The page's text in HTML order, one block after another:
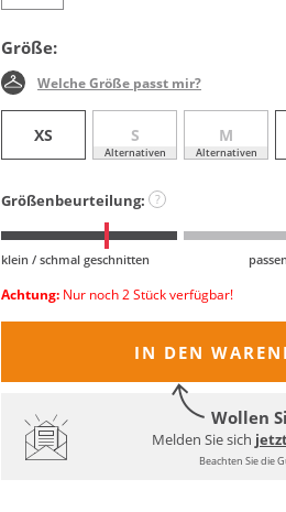
Größe:
Welche Größe passt mir?
XS S
Alternativen
M
Alternativen
Größenbeurteilung: ?
klein / schmal geschnitten
Achtung: Nur noch 2 Stück verfügbar!
IN DEN
Wollen
Melden Sie sich
Beachten Sie die